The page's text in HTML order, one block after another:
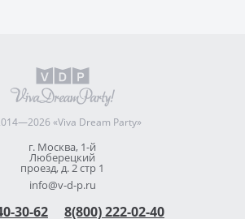
«Viva Dream Party»
г. Москва, 1-й
Люберецкий
проезд, д. 2 стр 1
info@v-d-p.ru
30-62 8(800) 222-02-40